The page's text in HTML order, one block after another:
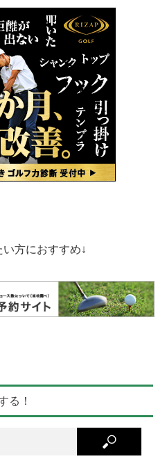
方におすすめ↓
る！